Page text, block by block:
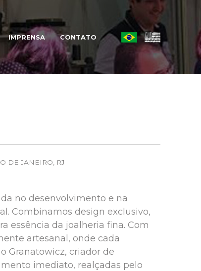
IMPRENSA CONTATO
DE JANEIRO, RJ
no desenvolvimento e na
Combinamos design exclusivo,
essência da joalheria fina. Com
artesanal, onde cada
Granatowicz, criador de
imediato, realçadas pelo